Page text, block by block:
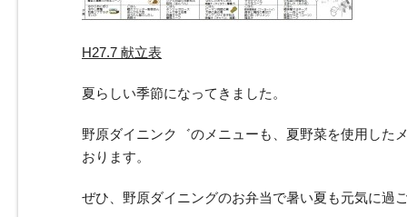
H27.7 献立表
夏らしい季節になってきました。
野原ダイニンク゛のメニューも、夏野菜を使用した
おります。
ぜひ、野原ダイニングのお弁当で暑い夏も元気に過